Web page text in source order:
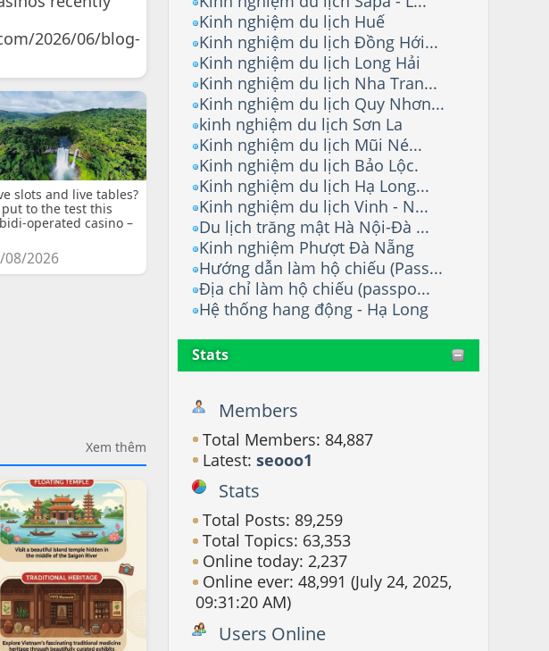
Kinh nghiệm du lịch Huế
Kinh nghiệm du lịch Đồng Hới...
Kinh nghiệm du lịch Long Hải
Kinh nghiệm du lịch Nha Tran...
Kinh nghiệm du lịch Quy Nhơn...
kinh nghiệm du lịch Sơn La
Kinh nghiệm du lịch Mũi Né...
Kinh nghiệm du lịch Bảo Lộc.
Kinh nghiệm du lịch Hạ Long...
Kinh nghiệm du lịch Vinh - N...
Du lịch trăng mật Hà Nội-Đà ...
Kinh nghiệm Phượt Đà Nẵng
Hướng dẫn làm hộ chiếu (Pass...
Địa chỉ làm hộ chiếu (passpo...
Hệ thống hang động - Hạ Long
Stats
Members
Total Members: 84,887
Latest:seooo1
Stats
Total Posts: 89,259
Total Topics: 63,353
Online today: 2,237
Online ever: 48,991 (July 24, 2025,
09:31:20 AM)
Users Online
2026/06/blog-
slots and live tables?
put to the test this
operated casino –
08/2026
Xem thêm